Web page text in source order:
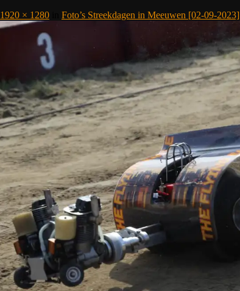
1920 × 1280 Foto’s Streekdagen in Meeuwen [02-09-2023]